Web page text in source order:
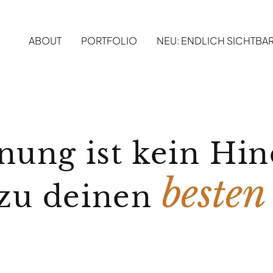
ABOUT PORTFOLIO NEU: ENDLICH
ist kein
deinen